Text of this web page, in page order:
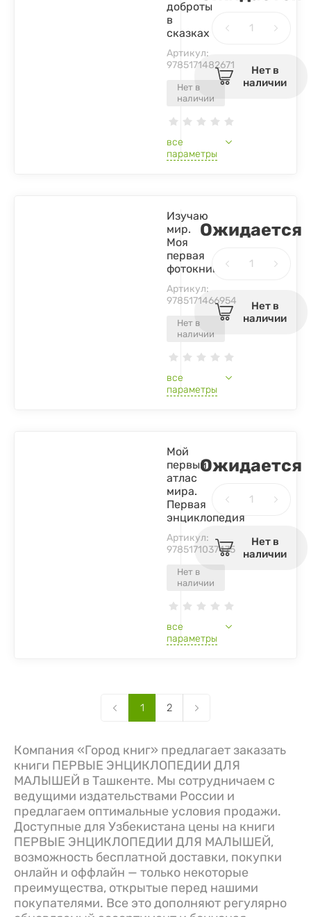
Нет в
наличии
доброты
в
сказках
Артикул:
9785171482671
все
параметры
Нет в
наличии
Нет в
наличии
Изучаю
мир.
Моя
первая
фотокнига
Артикул:
9785171466954
все
параметры
Ожидается
Нет в
наличии
Нет в
наличии
Мой
первый
атлас
мира.
Первая
энциклопедия
Артикул:
9785171037475
все
параметры
Ожидается
Нет в
наличии
1 2
Компания «Город книг» предлагает заказать
книги ПЕРВЫЕ ЭНЦИКЛОПЕДИИ ДЛЯ
МАЛЫШЕЙ в Ташкенте. Мы сотрудничаем с
ведущими издательствами России и
предлагаем оптимальные условия продажи.
Доступные для Узбекистана цены на книги
ПЕРВЫЕ ЭНЦИКЛОПЕДИИ ДЛЯ МАЛЫШЕЙ,
возможность бесплатной доставки, покупки
онлайн и оффлайн — только некоторые
преимущества, открытые перед нашими
покупателями. Все это дополняют регулярно